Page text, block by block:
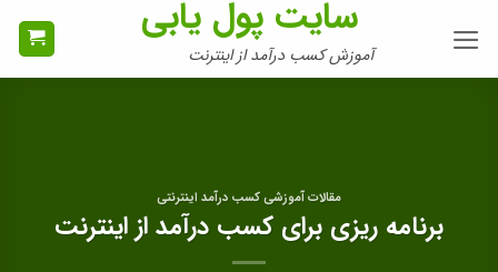
سایت پول یابی
آموزش کسب درآمد از اینترنت
مقالات آموزشی کسب درآمد اینترنتی
برنامه ریزی برای کسب درآمد از اینترنت